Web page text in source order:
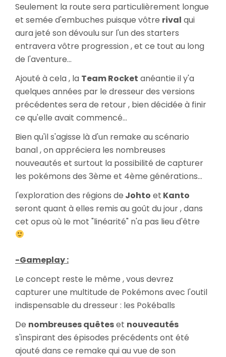
Seulement la route sera particulièrement longue
et semée d'embuches puisque vôtre rival qui
aura jeté son dévoulu sur l'un des starters
entravera vôtre progression , et ce tout au long
de l'aventure...
Ajouté à cela , la Team Rocket anéantie il y'a
quelques années par le dresseur des versions
précédentes sera de retour , bien décidée à finir
ce qu'elle avait commencé...
Bien qu'il s'agisse là d'un remake au scénario
banal , on appréciera les nombreuses
nouveautés et surtout la possibilité de capturer
les pokémons des 3ème et 4ème générations...
l'exploration des régions de Johto et Kanto
seront quant à elles remis au goût du jour , dans
cet opus où le mot "linéarité" n'a pas lieu d'être
-Gameplay :
Le concept reste le même , vous devrez
capturer une multitude de Pokémons avec l'outil
indispensable du dresseur : les Pokéballs
De nombreuses quêteset nouveautés
s'inspirant des épisodes précédents ont été
ajouté dans ce remake qui au vue de son